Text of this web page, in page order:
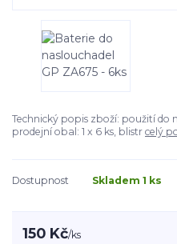
Technický popis zboží: použití do
prodejní obal: 1 x 6 ks, blistr celý
Dostupnost Skladem 1 ks
150 Kč/ks